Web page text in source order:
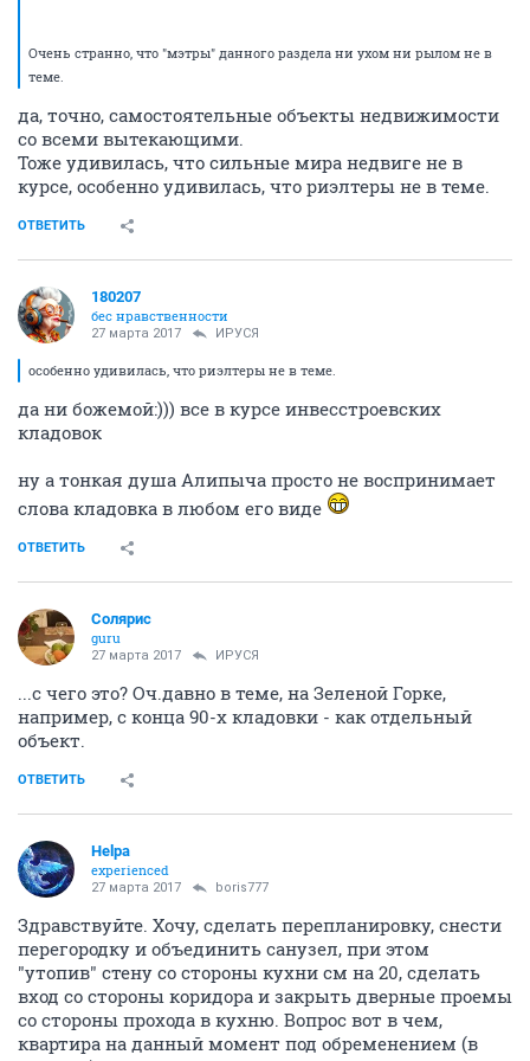
Очень странно, что "мэтры" данного раздела ни ухом ни рылом не в
теме.
да, точно, самостоятельные объекты недвижимости
со всеми вытекающими.
Тоже удивилась, что сильные мира недвиге не в
курсе, особенно удивилась, что риэлтеры не в теме.
ОТВЕТИТЬ
180207
бес нравственности
27 марта 2017 ИРУСЯ
особенно удивилась, что риэлтеры не в теме.
да ни божемой:))) все в курсе инвесстроевских
кладовок
ну а тонкая душа Алипыча просто не воспринимает
слова кладовка в любом его виде
ОТВЕТИТЬ
Солярис
guru
27 марта 2017 ИРУСЯ
...с чего это? Оч.давно в теме, на Зеленой Горке,
например, с конца 90-х кладовки - как отдельный
объект.
ОТВЕТИТЬ
Helpa
experienced
27 марта 2017 boris777
Здравствуйте. Хочу, сделать перепланировку, снести
перегородку и объединить санузел, при этом
"утопив" стену со стороны кухни см на 20, сделать
вход со стороны коридора и закрыть дверные проемы
со стороны прохода в кухню. Вопрос вот в чем,
квартира на данный момент под обременением (в